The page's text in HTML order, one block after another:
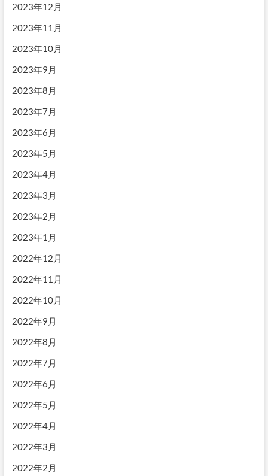
2023年12月
2023年11月
2023年10月
2023年9月
2023年8月
2023年7月
2023年6月
2023年5月
2023年4月
2023年3月
2023年2月
2023年1月
2022年12月
2022年11月
2022年10月
2022年9月
2022年8月
2022年7月
2022年6月
2022年5月
2022年4月
2022年3月
2022年2月